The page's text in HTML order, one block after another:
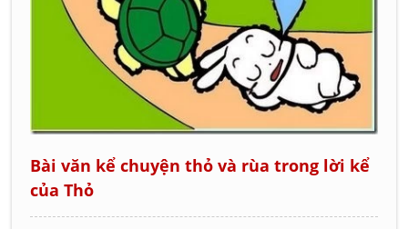
Bài văn kể chuyện thỏ và rùa trong lời kể
của Thỏ